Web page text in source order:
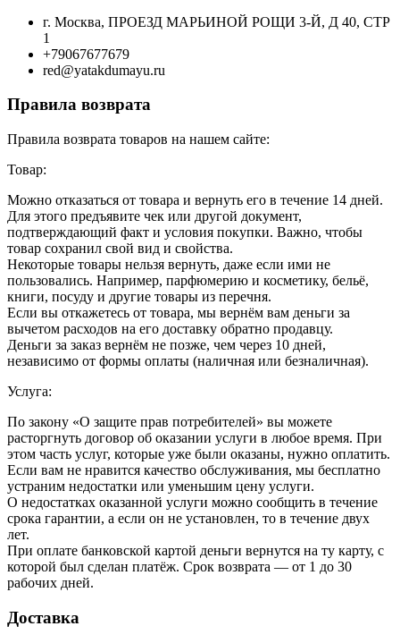
г. Москва, ПРОЕЗД МАРЬИНОЙ РОЩИ 3-Й, Д 40, СТР
1
+79067677679
red@yatakdumayu.ru
Правила возврата
Правила возврата товаров на нашем сайте:
Товар:
Можно отказаться от товара и вернуть его в течение 14 дней.
Для этого предъявите чек или другой документ,
подтверждающий факт и условия покупки. Важно, чтобы
товар сохранил свой вид и свойства.
Некоторые товары нельзя вернуть, даже если ими не
пользовались. Например, парфюмерию и косметику, бельё,
книги, посуду и другие товары из перечня.
Если вы откажетесь от товара, мы вернём вам деньги за
вычетом расходов на его доставку обратно продавцу.
Деньги за заказ вернём не позже, чем через 10 дней,
независимо от формы оплаты (наличная или безналичная).
Услуга:
По закону «О защите прав потребителей» вы можете
расторгнуть договор об оказании услуги в любое время. При
этом часть услуг, которые уже были оказаны, нужно оплатить.
Если вам не нравится качество обслуживания, мы бесплатно
устраним недостатки или уменьшим цену услуги.
О недостатках оказанной услуги можно сообщить в течение
срока гарантии, а если он не установлен, то в течение двух
лет.
При оплате банковской картой деньги вернутся на ту карту, с
которой был сделан платёж. Срок возврата — от 1 до 30
рабочих дней.
Доставка